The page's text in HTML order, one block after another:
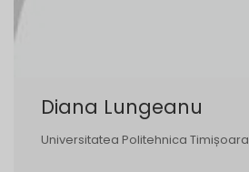
Diana Lungeanu
Universitatea Politehnica Timișoara